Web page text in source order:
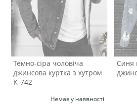
Темно-сіра чоловіча
джинсова куртка з хутром
К-742
Немає у наявності
Синя